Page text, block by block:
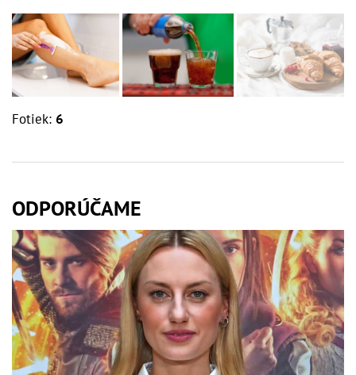
Fotiek: 6
ODPORÚČAME